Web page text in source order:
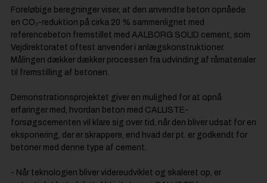
Foreløbige beregninger viser, at den anvendte beton opnåede
en CO₂-reduktion på cirka 20 % sammenlignet med
referencebeton fremstillet med AALBORG SOLID cement, som
Vejdirektoratet oftest anvender i anlægskonstruktioner.
Målingen dækker dækker processen fra udvinding af råmaterialer
til fremstilling af betonen.
Demonstrationsprojektet giver en mulighed for at opnå
erfaringer med, hvordan beton med CALLISTE-
forsøgscementen vil klare sig over tid, når den bliver udsat for en
eksponering, der er skrappere, end hvad der pt. er godkendt for
betoner med denne type af cement.
- Når teknologien bliver videreudviklet og skaleret op, er